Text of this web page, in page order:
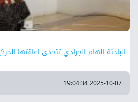
الباحثة إلهام الجرادي تتحدى إعاقتها
2025-10-07 19:04:34